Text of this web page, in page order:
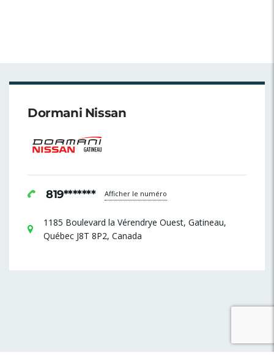
Dormani Nissan
819******* Afficher le numéro
1185 Boulevard la Vérendrye Ouest, Gatineau,
Québec J8T 8P2, Canada